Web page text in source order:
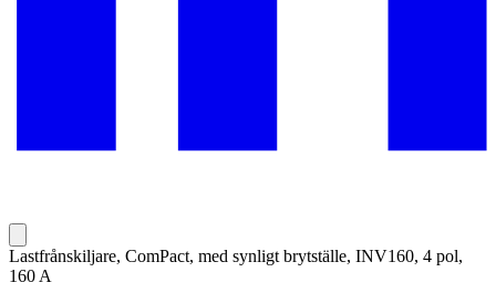
Lastfrånskiljare, ComPact, med synligt brytställe, INV160, 4 pol,
160 A